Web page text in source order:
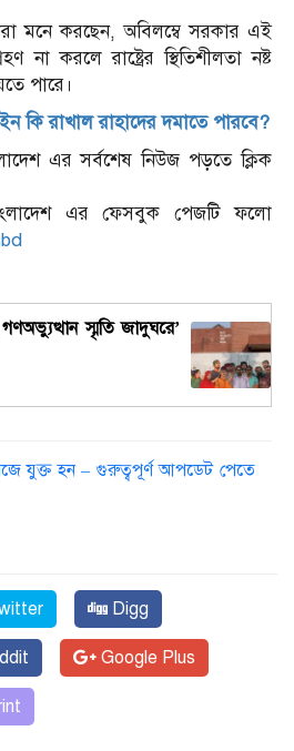
মনে করছেন, অবিলম্বে সরকার এই
না করলে রাষ্ট্রের স্থিতিশীলতা নষ্ট
পারে।
কি রাখাল রাহাদের দমাতে পারবে?
এর সর্বশেষ নিউজ পড়তে ক্লিক
এর ফেসবুক পেজটি ফলো
স্মৃতি জাদুঘরে’
যুক্ত হন – গুরুত্বপূর্ণ আপডেট পেতে
Digg
Google Plus